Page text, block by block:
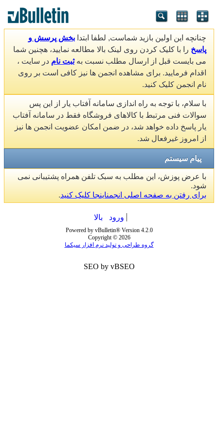
چنانچه این اولین بازید شماست, لطفا ابتدا بخش پرسش و
پاسخ را با کلیک کردن روی لینک بالا مطالعه نمایید، هچنین شما
می بایست قبل از ارسال مطلب نسبت بهثبت نام در سایت ،
اقدام فرمایید. برای مشاهده انجمن ها نیز کافی است بر روی
نام انجمن کلیک کنید.
با سلام، با توجه به راه اندازی سامانه آفتاب یار از این پس
سوالات فنی مرتبط با کالاهای فروشگاه فقط در سامانه آفتاب
یار پاسخ داده خواهد شد، در ضمن امکان عضویت انجمن ها نیز
از امروز غیرفعال شد.
پیام سیستم
با عرض پوزش، این مطلب به سبک تلفن همراه پشتیبانی نمی
شود.
برای رفتن به صفحه اصلی انجمناینجا کلیک کنید.
ورود بالا
Powered by vBulletin® Version 4.2.0
Copyright © 2026
گروه طراحی و تولید نرم افزار سیکما
SEO by vBSEO